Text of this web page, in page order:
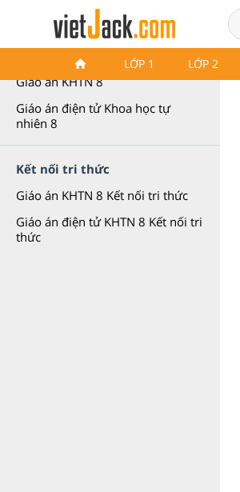
LỚP 1 LỚP 2
Giáo án Khoa học tự nhiên 8
Giáo án KHTN 8
Giáo án điện tử Khoa học tự
nhiên 8
Kết nối tri thức
Giáo án KHTN 8 Kết nối tri thức
Giáo án điện tử KHTN 8 Kết nối tri
thức